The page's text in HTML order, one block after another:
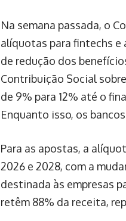
Na semana passada, o
alíquotas para fintechs e
de redução dos
Contribuição Social
de 9% para 12% até o
Enquanto isso, os
Para as apostas, a
2026 e 2028, com a
destinada às empresas
retêm 88% da receita,